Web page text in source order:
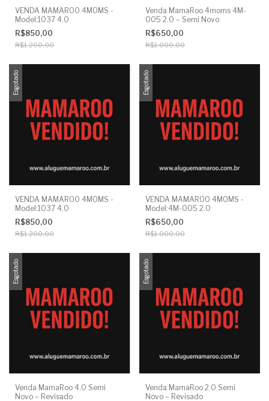
VENDA MAMAROO 4MOMS -
Model:1037 4.0
R$850,00
R$1.200,00
Venda MamaRoo 4moms 4M-
005 2.0 – Semi Novo
R$650,00
R$1.000,00
Esgotado
VENDA MAMAROO 4MOMS -
Model:1037 4.0
R$850,00
R$1.200,00
Esgotado
VENDA MAMAROO 4MOMS -
Model:4M-005 2.0
R$650,00
R$1.000,00
Esgotado
Venda MamaRoo 4.0 Semi
Novo – Revisado
Esgotado
Venda MamaRoo 2.0 Semi
Novo – Revisado